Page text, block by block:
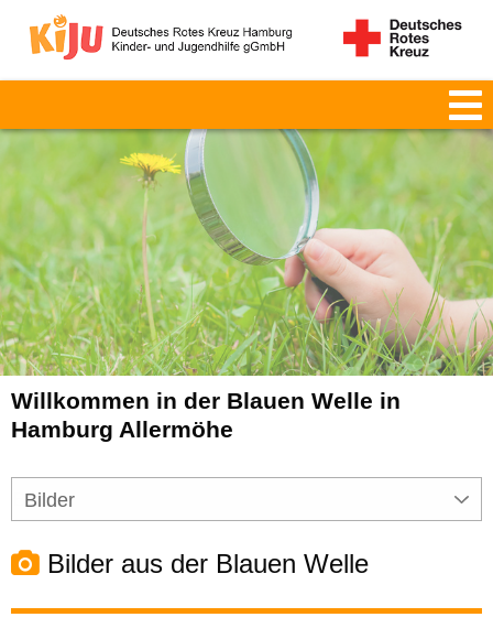
Willkommen in der Blauen Welle in
Hamburg Allermöhe
Bilder
Bilder aus der Blauen Welle